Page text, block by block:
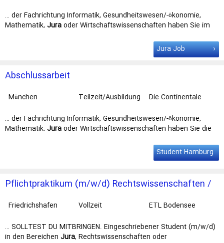
… der Fachrichtung Informatik, Gesundheitswesen/-ökonomie,
Mathematik, Juraoder Wirtschaftswissenschaften haben Sie im
der Fachrichtung
Informatik, Gesundheitswesen/-ökonomie, Mathematik, Jura …
Jura Job
Abschlussarbeit
München Teilzeit/Ausbildung
Die Continentale
… der Fachrichtung Informatik, Gesundheitswesen/-ökonomie,
Mathematik, Juraoder Wirtschaftswissenschaften haben Sie die
der Fachrichtung
Informatik, Gesundheitswesen/-ökonomie, Mathematik, Jura …
Student Hamburg
Pflichtpraktikum (m/w/d) Rechtswissenschaften /
Friedrichshafen Vollzeit
ETL Bodensee
… SOLLTEST DU MITBRINGEN. Eingeschriebener Student (m/w/d)
in den Bereichen Jura, Rechtswissenschaften oder